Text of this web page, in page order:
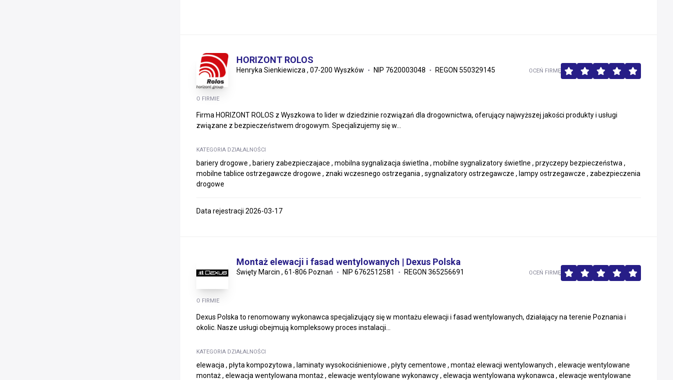
HORIZONT ROLOS
Henryka Sienkiewicza , 07-200 Wyszków NIP 7620003048 REGON 550329145
O FIRMIE
Firma HORIZONT ROLOS z Wyszkowa to lider w dziedzinie rozwiązań dla drogownictwa, oferujący najwyższej jakości produkty i usługi
związane z bezpieczeństwem drogowym. Specjalizujemy się w...
KATEGORIA DZIAŁALNOŚCI
bariery drogowe , bariery zabezpieczajace , mobilna sygnalizacja świetlna , mobilne sygnalizatory świetlne , przyczepy bezpieczeństwa ,
mobilne tablice ostrzegawcze drogowe , znaki wczesnego ostrzegania , sygnalizatory ostrzegawcze , lampy ostrzegawcze , zabezpieczenia
drogowe
OCEŃ FIRMĘ
Data rejestracji 2026-03-17
Montaż elewacji i fasad wentylowanych | Dexus Polska
Święty Marcin , 61-806 Poznań NIP 6762512581 REGON 365256691
O FIRMIE
Dexus Polska to renomowany wykonawca specjalizujący się w montażu elewacji i fasad wentylowanych, działający na terenie Poznania i
okolic. Nasze usługi obejmują kompleksowy proces instalacji...
KATEGORIA DZIAŁALNOŚCI
elewacja , płyta kompozytowa , laminaty wysokociśnieniowe , płyty cementowe , montaż elewacji wentylowanych , elewacje wentylowane
montaż , elewacja wentylowana montaż , elewacje wentylowane wykonawcy , elewacja wentylowana wykonawca , elewacje wentylowane
OCEŃ FIRMĘ